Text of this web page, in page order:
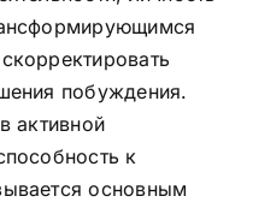
побуждения.
активной
к
основным